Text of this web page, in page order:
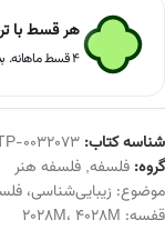
هر قسط با
۴ قسط ماهانه. بدون سود، چک و ضامن.
شناسه کتاب: 0032073
گروه: فلسفه, فلسفه هنر
موضوع: زیبایی‌شناسی،
قفسه:
2028M، 4028M